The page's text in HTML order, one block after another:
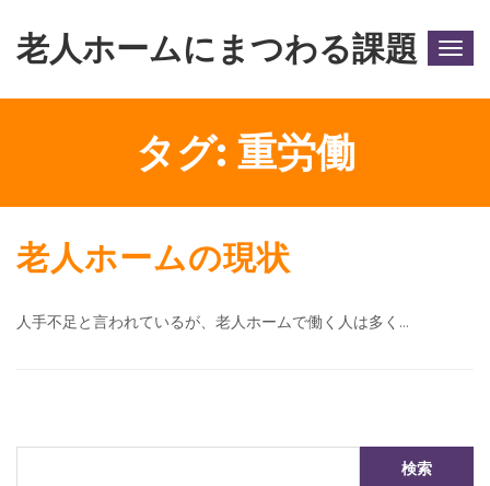
老人ホームにまつわる課題
タグ: 重労働
老人ホームの現状
人手不足と言われているが、老人ホームで働く人は多く…